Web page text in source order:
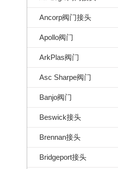
Ancorp阀门接头
Apollo阀门
ArkPlas阀门
Asc Sharpe阀门
Banjo阀门
Beswick接头
Brennan接头
Bridgeport接头